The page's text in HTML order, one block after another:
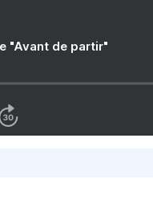
"Avant de partir"